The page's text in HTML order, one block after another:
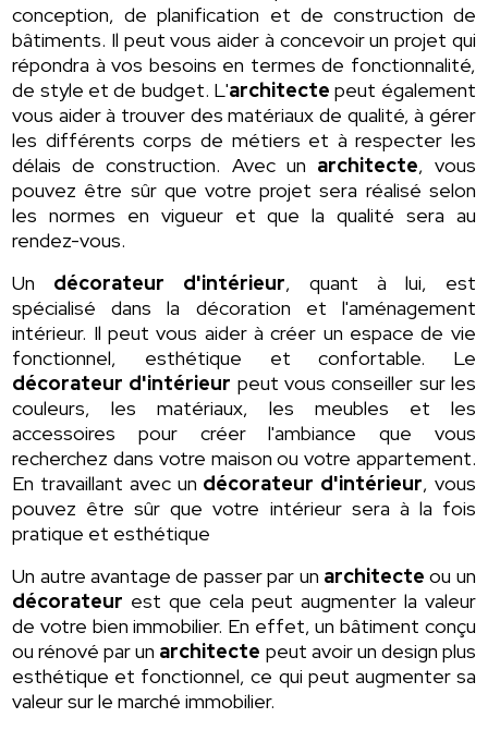
conception, de planification et de construction de
bâtiments. Il peut vous aider à concevoir un projet qui
répondra à vos besoins en termes de fonctionnalité,
de style et de budget. L'architecte peut également
vous aider à trouver des matériaux de qualité, à gérer
les différents corps de métiers et à respecter les
délais de construction. Avec un architecte, vous
pouvez être sûr que votre projet sera réalisé selon
les normes en vigueur et que la qualité sera au
rendez-vous.
Un décorateur d'intérieur, quant à lui, est
spécialisé dans la décoration et l'aménagement
intérieur. Il peut vous aider à créer un espace de vie
fonctionnel, esthétique et confortable. Le
décorateur d'intérieur peut vous conseiller sur les
couleurs, les matériaux, les meubles et les
accessoires pour créer l'ambiance que vous
recherchez dans votre maison ou votre appartement.
En travaillant avec un décorateur d'intérieur, vous
pouvez être sûr que votre intérieur sera à la fois
pratique et esthétique
Un autre avantage de passer par un architecte ou un
décorateur est que cela peut augmenter la valeur
de votre bien immobilier. En effet, un bâtiment conçu
ou rénové par un architecte peut avoir un design plus
esthétique et fonctionnel, ce qui peut augmenter sa
valeur sur le marché immobilier.